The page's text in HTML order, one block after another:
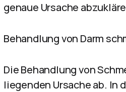
genaue Ursache
Behandlung von Darm
Die Behandlung von
liegenden Ursache ab. In